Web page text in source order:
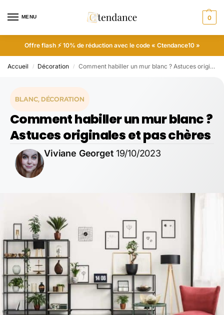
MENU 0
Offre flash ⚡ 10% de réduction avec le code « Ctendance10 »
Accueil / Décoration / Comment habiller un mur blanc ? Astuces originales et pas chères
BLANC, DÉCORATION
Comment habiller un mur blanc ?
Astuces originales et pas chères
Viviane Georget 19/10/2023